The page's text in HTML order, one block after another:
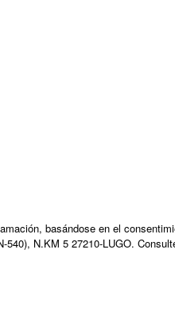
basándose en el
N.KM 5 27210-LUGO.